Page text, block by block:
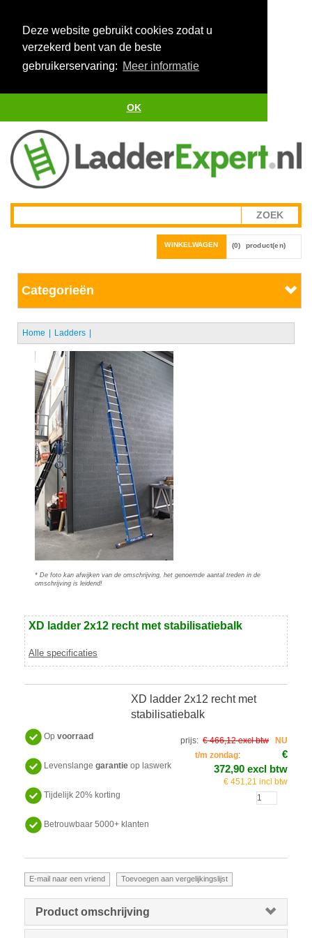
Deze website gebruikt cookies zodat u
verzekerd bent van de beste
gebruikerservaring: Meer informatie
OK
WINKELWAGEN (0) product(en)
Categorieën
Home Ladders
* De foto kan afwijken van de omschrijving, het genoemde aantal treden in de
omschrijving is leidend!
XD ladder 2x12 recht met stabilisatiebalk
Alle specificaties
XD ladder 2x12 recht met
stabilisatiebalk
Op voorraad
Levenslange garantie op laswerk
Tijdelijk 20% korting
Betrouwbaar 5000+ klanten
prijs: € 466,12 excl btw
NU
t/m zondag:
€
372,90 excl btw
€ 451,21 incl btw
Product omschrijving